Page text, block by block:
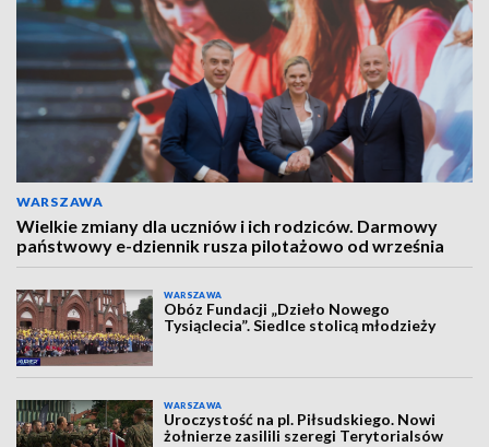
WARSZAWA
Wielkie zmiany dla uczniów i ich rodziców. Darmowy
państwowy e-dziennik rusza pilotażowo od września
WARSZAWA
Obóz Fundacji „Dzieło Nowego
Tysiąclecia”. Siedlce stolicą młodzieży
WARSZAWA
Uroczystość na pl. Piłsudskiego. Nowi
żołnierze zasilili szeregi Terytorialsów